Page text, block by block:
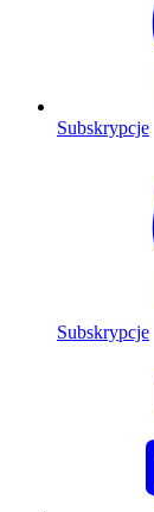
Subskrypcje
Subskrypcje